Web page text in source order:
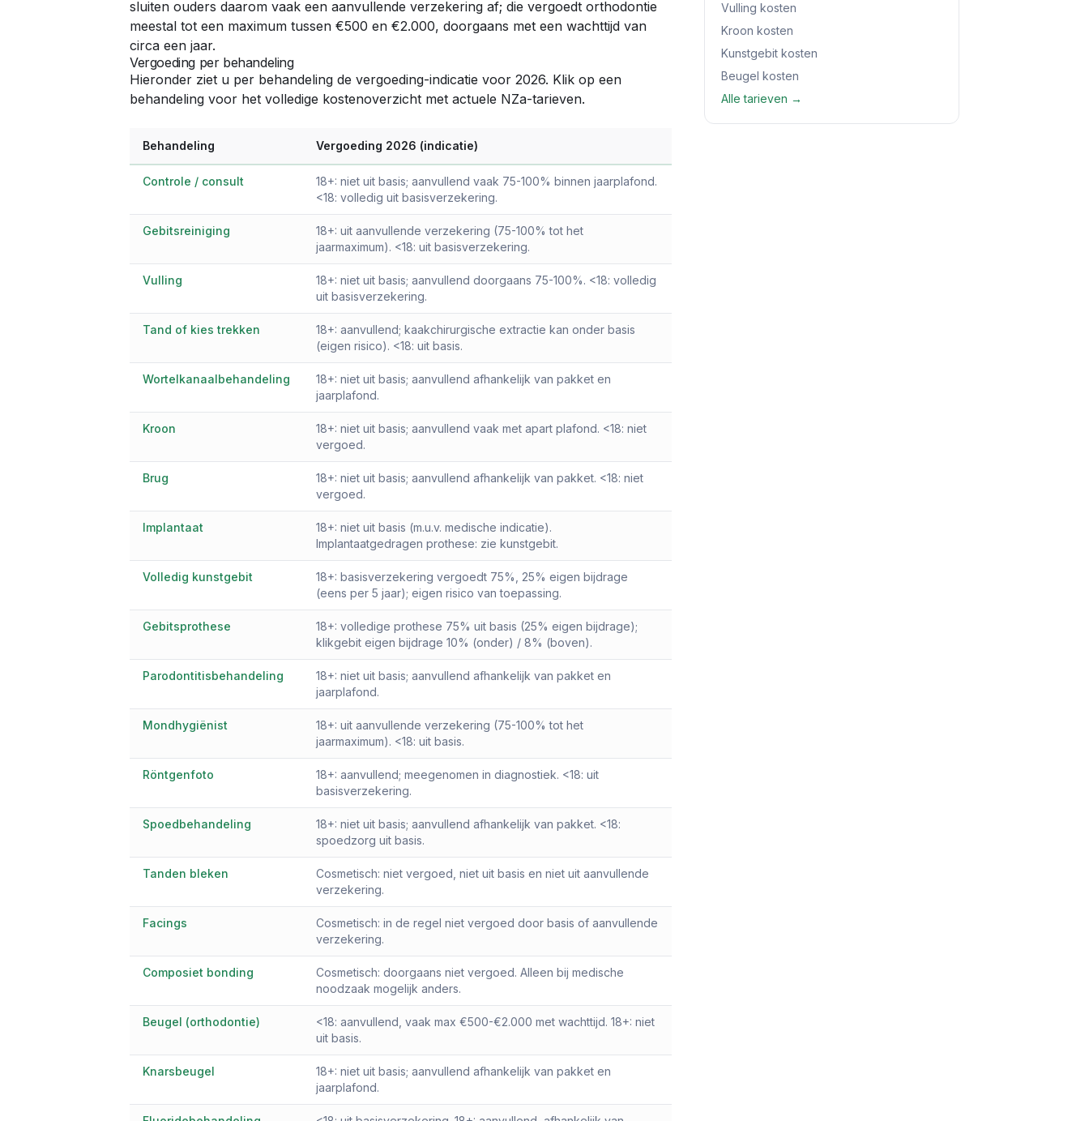
sluiten ouders daarom vaak een aanvullende verzekering af; die vergoedt orthodontie
meestal tot een maximum tussen €500 en €2.000, doorgaans met een wachttijd van
circa een jaar.
Vergoeding per behandeling
Hieronder ziet u per behandeling de vergoeding-indicatie voor 2026. Klik op een
behandeling voor het volledige kostenoverzicht met actuele NZa-tarieven.
Behandeling Vergoeding 2026 (indicatie)
Controle / consult
18+: niet uit basis; aanvullend vaak 75-100% binnen jaarplafond.
<18: volledig uit basisverzekering.
Gebitsreiniging
18+: uit aanvullende verzekering (75-100% tot het
jaarmaximum). <18: uit basisverzekering.
Vulling
18+: niet uit basis; aanvullend doorgaans 75-100%. <18: volledig
uit basisverzekering.
Tand of kies trekken
18+: aanvullend; kaakchirurgische extractie kan onder basis
(eigen risico). <18: uit basis.
Wortelkanaalbehandeling
18+: niet uit basis; aanvullend afhankelijk van pakket en
jaarplafond.
Kroon
18+: niet uit basis; aanvullend vaak met apart plafond. <18: niet
vergoed.
Brug
18+: niet uit basis; aanvullend afhankelijk van pakket. <18: niet
vergoed.
Implantaat
18+: niet uit basis (m.u.v. medische indicatie).
Implantaatgedragen prothese: zie kunstgebit.
Volledig kunstgebit
18+: basisverzekering vergoedt 75%, 25% eigen bijdrage
(eens per 5 jaar); eigen risico van toepassing.
Gebitsprothese
18+: volledige prothese 75% uit basis (25% eigen bijdrage);
klikgebit eigen bijdrage 10% (onder) / 8% (boven).
Parodontitisbehandeling
18+: niet uit basis; aanvullend afhankelijk van pakket en
jaarplafond.
Mondhygiënist
18+: uit aanvullende verzekering (75-100% tot het
jaarmaximum). <18: uit basis.
Röntgenfoto
18+: aanvullend; meegenomen in diagnostiek. <18: uit
basisverzekering.
Spoedbehandeling
18+: niet uit basis; aanvullend afhankelijk van pakket. <18:
spoedzorg uit basis.
Tanden bleken
Cosmetisch: niet vergoed, niet uit basis en niet uit aanvullende
verzekering.
Facings
Cosmetisch: in de regel niet vergoed door basis of aanvullende
verzekering.
Composiet bonding
Cosmetisch: doorgaans niet vergoed. Alleen bij medische
noodzaak mogelijk anders.
Beugel (orthodontie)
<18: aanvullend, vaak max €500-€2.000 met wachttijd. 18+: niet
uit basis.
Knarsbeugel
18+: niet uit basis; aanvullend afhankelijk van pakket en
jaarplafond.
Vulling kosten
Kroon kosten
Kunstgebit kosten
Beugel kosten
Alle tarieven →